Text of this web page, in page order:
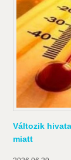
Változik
miatt